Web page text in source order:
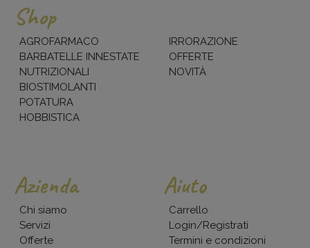
Shop
AGROFARMACO
BARBATELLE INNESTATE
NUTRIZIONALI
BIOSTIMOLANTI
POTATURA
HOBBISTICA
IRRORAZIONE
OFFERTE
NOVITÀ
Azienda
Chi siamo
Servizi
Offerte
Aiuto
Carrello
Login/Registrati
Termini e condizioni